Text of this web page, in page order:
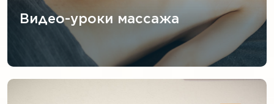
Видео-уроки массажа